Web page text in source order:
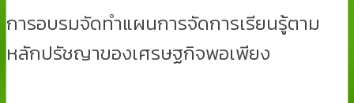
การอบรมจัดทำแผนการจัดการเรียนรู้ตาม
หลักปรัชญาของเศรษฐกิจพอเพียง